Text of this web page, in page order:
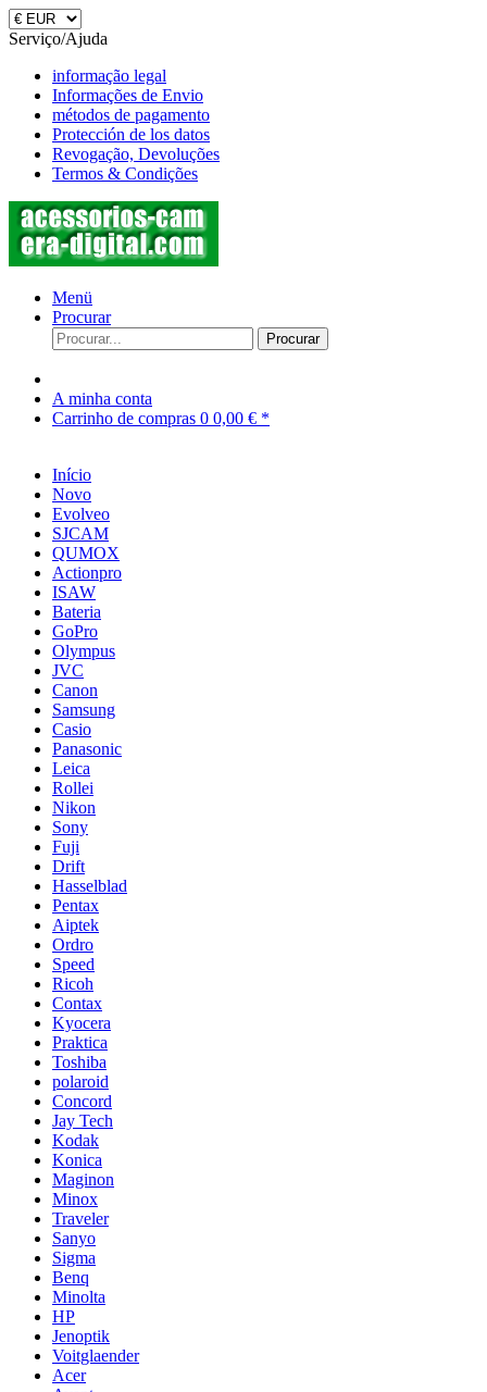
Serviço/Ajuda
informação legal
Informações de Envio
métodos de pagamento
Protección de los datos
Revogação, Devoluções
Termos & Condições
Menü
Procurar
Procurar
A minha conta
Carrinho de compras 0 0,00 € *
Início
Novo
Evolveo
SJCAM
QUMOX
Actionpro
ISAW
Bateria
GoPro
Olympus
JVC
Canon
Samsung
Casio
Panasonic
Leica
Rollei
Nikon
Sony
Fuji
Drift
Hasselblad
Pentax
Aiptek
Ordro
Speed
Ricoh
Contax
Kyocera
Praktica
Toshiba
polaroid
Concord
Jay Tech
Kodak
Konica
Maginon
Minox
Traveler
Sanyo
Sigma
Benq
Minolta
HP
Jenoptik
Voitglaender
Acer